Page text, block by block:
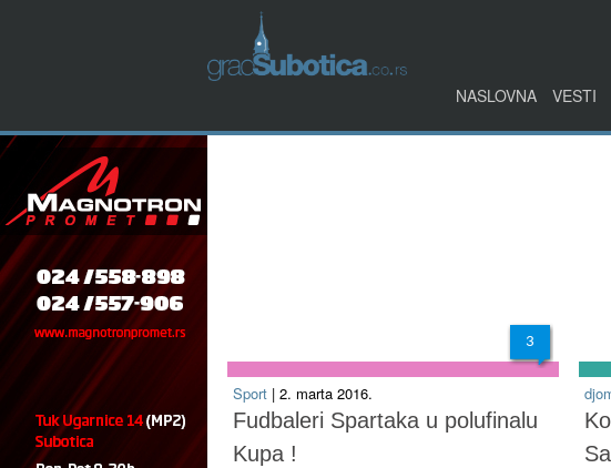
NASLOVNA VESTI
3
Sport | 2. marta 2016.
Fudbaleri Spartaka u polufinalu
Kupa !